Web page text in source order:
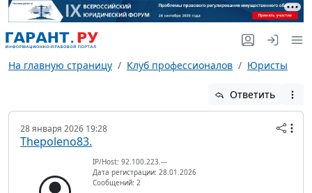
На главную страницу Клуб профессионалов Юристы
Ответить
28 января 2026 19:28
Thepoleno83.
IP/Host: 92.100.223.---
Дата регистрации: 28.01.2026
Сообщений: 2